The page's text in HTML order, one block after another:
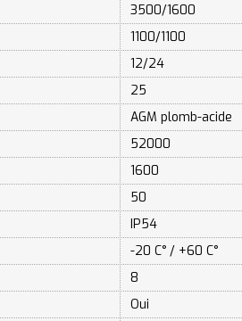
3500/1600
1100/1100
12/24
25
AGM plomb-acide
52000
1600
50
IP54
-20 C° / +60 C°
8
Oui